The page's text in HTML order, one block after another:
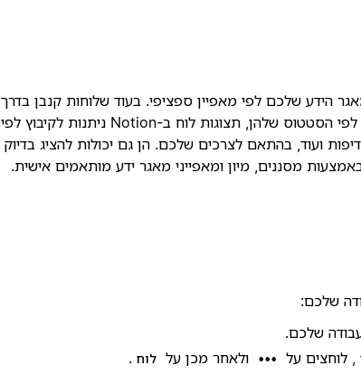
הידע שלכם לפי מאפיין ספציפי. בעוד שלוחות קנבן בדרך
כלל מקבצות משימות לביצוע לפי הסטטוס שלהן, תצוגות לוח ב-Notion ניתנות לקיבוץ לפי
ועוד, בהתאם לצרכים שלכם. הן גם יכולות להציג בדיוק
מסננים, מיון ומאפייני מאגר ידע מותאמים אישית.
שלכם:
שלכם.
, לוחצים על ••• ולאחר מכן על לוח .